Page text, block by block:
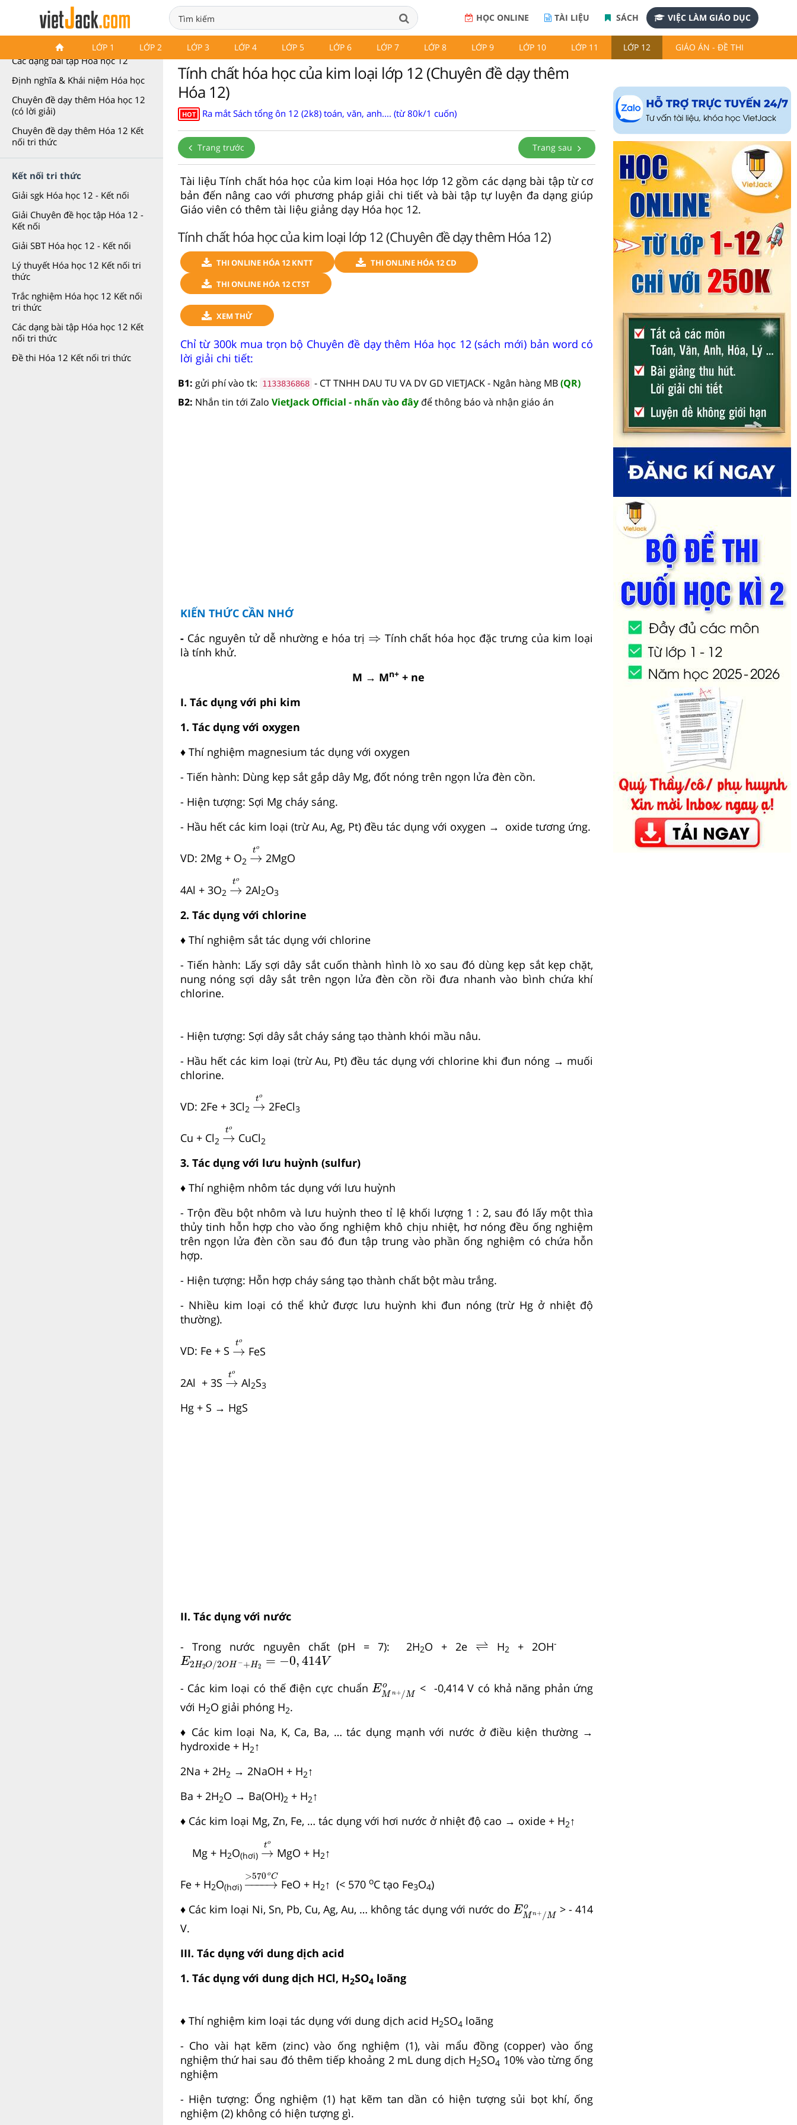
HỌC ONLINE TÀI LIỆU SÁCH VIỆC LÀM GIÁO DỤC
LỚP 1 LỚP 2 LỚP 3 LỚP 4 LỚP 5 LỚP 6 LỚP 7 LỚP 8 LỚP 9 LỚP 10 LỚP 11 LỚP 12 GIÁO ÁN - ĐỀ THI
Chuyên đề Hóa học 12
Các dạng bài tập Hóa học 12
Định nghĩa & Khái niệm Hóa học
Chuyên đề dạy thêm Hóa học 12
(có lời giải)
Chuyên đề dạy thêm Hóa 12 Kết
nối tri thức
Kết nối tri thức
Giải sgk Hóa học 12 - Kết nối
Giải Chuyên đề học tập Hóa 12 -
Kết nối
Giải SBT Hóa học 12 - Kết nối
Lý thuyết Hóa học 12 Kết nối tri
thức
Trắc nghiệm Hóa học 12 Kết nối
tri thức
Các dạng bài tập Hóa học 12 Kết
nối tri thức
Đề thi Hóa 12 Kết nối tri thức
Tính chất hóa học của kim loại lớp 12 (Chuyên đề dạy thêm
Hóa 12)
HOT Ra mắt Sách tổng ôn 12 (2k8) toán, văn, anh.... (từ 80k/1 cuốn)
Trang trước Trang sau
Tài liệu Tính chất hóa học của kim loại Hóa học lớp 12 gồm các dạng bài tập từ cơ
bản đến nâng cao với phương pháp giải chi tiết và bài tập tự luyện đa dạng giúp
Giáo viên có thêm tài liệu giảng dạy Hóa học 12.
Tính chất hóa học của kim loại lớp 12 (Chuyên đề dạy thêm Hóa 12)
THI ONLINE HÓA 12 KNTT
THI ONLINE HÓA 12 CD
THI ONLINE HÓA 12 CTST
XEM THỬ
Chỉ từ 300k mua trọn bộ Chuyên đề dạy thêm Hóa học 12 (sách mới) bản word có
lời giải chi tiết:
B1: gửi phí vào tk: 1133836868 - CT TNHH DAU TU VA DV GD VIETJACK - Ngân hàng MB(QR)
B2: Nhắn tin tới Zalo VietJack Official - nhấn vào đây để thông báo và nhận giáo án
KIẾN THỨC CẦN NHỚ
- Các nguyên tử dễ nhường e hóa trị ⇒
⇒ Tính chất hóa học đặc trưng của kim loại
là tính khử.
M → Mn++ ne
I. Tác dụng với phi kim
1. Tác dụng với oxygen
♦ Thí nghiệm magnesium tác dụng với oxygen
- Tiến hành: Dùng kẹp sắt gắp dây Mg, đốt nóng trên ngọn lửa đèn cồn.
- Hiện tượng: Sợi Mg cháy sáng.
- Hầu hết các kim loại (trừ Au, Ag, Pt) đều tác dụng với oxygen → oxide tương ứng.
VD: 2Mg + O2
to
→
→
2MgO
4Al + 3O2
to
→
→
2Al2O3
2. Tác dụng với chlorine
♦ Thí nghiệm sắt tác dụng với chlorine
- Tiến hành: Lấy sợi dây sắt cuốn thành hình lò xo sau đó dùng kẹp sắt kẹp chặt,
nung nóng sợi dây sắt trên ngọn lửa đèn cồn rồi đưa nhanh vào bình chứa khí
chlorine.
- Hiện tượng: Sợi dây sắt cháy sáng tạo thành khói mầu nâu.
- Hầu hết các kim loại (trừ Au, Pt) đều tác dụng với chlorine khi đun nóng → muối
chlorine.
VD: 2Fe + 3Cl2
to
→
→
2FeCl3
Cu + Cl2
to
→
→
CuCl2
3. Tác dụng với lưu huỳnh (sulfur)
♦ Thí nghiệm nhôm tác dụng với lưu huỳnh
- Trộn đều bột nhôm và lưu huỳnh theo tỉ lệ khối lượng 1 : 2, sau đó lấy một thìa
thủy tinh hỗn hợp cho vào ống nghiệm khô chịu nhiệt, hơ nóng đều ống nghiệm
trên ngọn lửa đèn cồn sau đó đun tập trung vào phần ống nghiệm có chứa hỗn
hợp.
- Hiện tượng: Hỗn hợp cháy sáng tạo thành chất bột màu trắng.
- Nhiều kim loại có thể khử được lưu huỳnh khi đun nóng (trừ Hg ở nhiệt độ
thường).
VD: Fe + S
to
→
→
FeS
2Al + 3S
to
→
→
Al2S3
Hg + S → HgS
II. Tác dụng với nước
- Trong nước nguyên chất (pH = 7): 2H2O + 2e ⇌ H2 + 2OH-
E2 H2O/2OH −+H2 = −0,414V
E2H2O 2OH− +H2=− 0,414 V
- Các kim loại có thế điện cực chuẩnEo
M n+/M
EM Mo
< -0,414 V có khả năng phản ứng
với H2O giải phóng H2.
♦ Các kim loại Na, K, Ca, Ba, … tác dụng mạnh với nước ở điều kiện thường →
hydroxide + H2↑
2Na + 2H2 → 2NaOH + H2↑
Ba + 2H2O → Ba(OH)2 + H2↑
♦ Các kim loại Mg, Zn, Fe, … tác dụng với hơi nước ở nhiệt độ cao → oxide + H2↑
Mg + H2O(hơi)
to
→
→
MgO + H2↑
Fe + H2O(hơi)
>570 oC
−−−−→
→>570
FeO + H2↑ (< 570 oC tạo Fe3O4)
♦ Các kim loại Ni, Sn, Pb, Cu, Ag, Au, … không tác dụng với nước do Eo
M n+ /M
EM M
> - 414
V.
III. Tác dụng với dung dịch acid
1. Tác dụng với dung dịch HCl, H2SO4 loãng
♦ Thí nghiệm kim loại tác dụng với dung dịch acid H2SO4 loãng
- Cho vài hạt kẽm (zinc) vào ống nghiệm (1), vài mẩu đồng (copper) vào ống
nghiệm thứ hai sau đó thêm tiếp khoảng 2 mL dung dịch H2SO4 10% vào từng ống
nghiệm
- Hiện tượng: Ống nghiệm (1) hạt kẽm tan dần có hiện tượng sủi bọt khí, ống
nghiệm (2) không có hiện tượng gì.